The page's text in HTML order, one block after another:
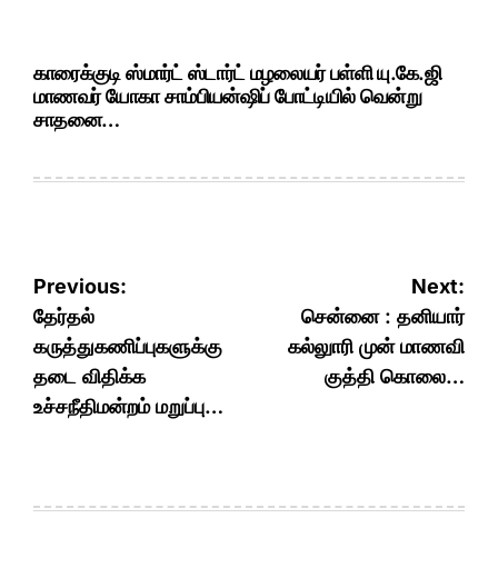
காரைக்குடி ஸ்மார்ட் ஸ்டார்ட் மழலையர் பள்ளி யு.கே.ஜி
மாணவர் யோகா சாம்பியன்ஷிப் போட்டியில் வென்று
சாதனை…
Post
navigation
Previous:
தேர்தல்
கருத்துகணிப்புகளுக்கு
தடை விதிக்க
உச்சநீதிமன்றம் மறுப்பு…
Next:
சென்னை : தனியார்
கல்லுாரி முன் மாணவி
குத்தி கொலை…